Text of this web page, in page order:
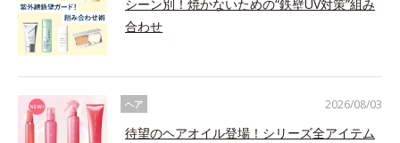
シーン別！焼かないための“鉄壁UV対策”組み
合わせ
ヘア
待望のヘアオイル登場！シリーズ全アイテム
2026/08/03